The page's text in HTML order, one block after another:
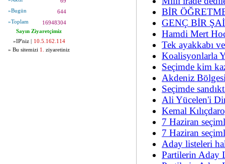
»Bugün
644
»Toplam
16948304
Sayın Ziyaretçimiz
»IP'niz |
10.5.162.114
» Bu sitemizi 1. ziyaretiniz
BİR
GENÇ BİR
Hamdi Mert
Tek ayakkabı
Koalisyonlarla
Seçimde kim
Akdeniz
Seçimde
Ali Yücelen'i
Kemal
7 Haziran
7 Haziran
Aday listeleri
Partilerin Aday